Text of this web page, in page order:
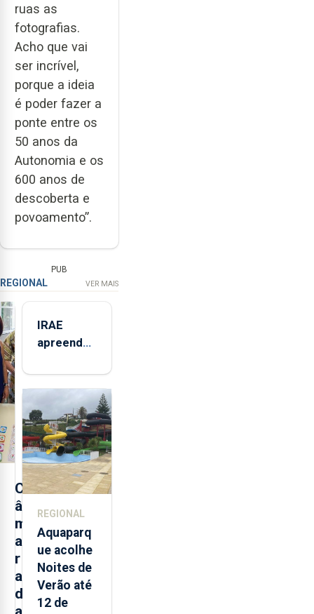
ruas as
fotografias.
Acho que vai
ser incrível,
porque a ideia
é poder fazer a
ponte entre os
50 anos da
Autonomia e os
600 anos de
descoberta e
povoamento”.
PUB
REGIONAL VER MAIS
C
â
m
a
r
a
d
IRAE
apreendeu
toneladas
de
alimentos
entre
2021 e
2025 nos
Açores
REGIONAL
Aquaparq
ue acolhe
Noites de
Verão até
12 de